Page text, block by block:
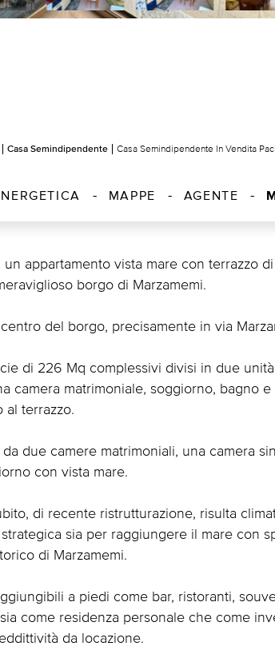
Casa Semindipendente Casa Semindipendente In Vendita
MAPPE AGENTE
appartamento vista mare con terrazzo
borgo di Marzamemi.
del borgo, precisamente in via
di 226 Mq complessivi divisi in due
camera matrimoniale, soggiorno, bagno
al terrazzo.
due camere matrimoniali, una camera
con vista mare.
di recente ristrutturazione, risulta
sia per raggiungere il mare con
di Marzamemi.
a piedi come bar, ristoranti,
come residenza personale che come
da locazione.